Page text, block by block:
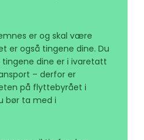
er og skal være
er også tingene dine. Du
dine er i ivaretatt
– derfor er
på flyttebyrået i
bør ta med i